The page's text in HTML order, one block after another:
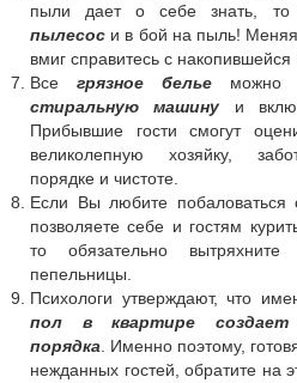
пыли дает о себе знать, то
пылесос и в бой на пыль!
вмиг справитесь с накопившейся
Все грязное бельеможно
стиральную машину и
Прибывшие гости смогут
великолепную хозяйку,
порядке и чистоте.
Если Вы любите побаловаться
позволяете себе и гостям
то обязательно
пепельницы.
Психологи утверждают, что
пол в квартире создает
порядка . Именно поэтому,
нежданных гостей, обратите на